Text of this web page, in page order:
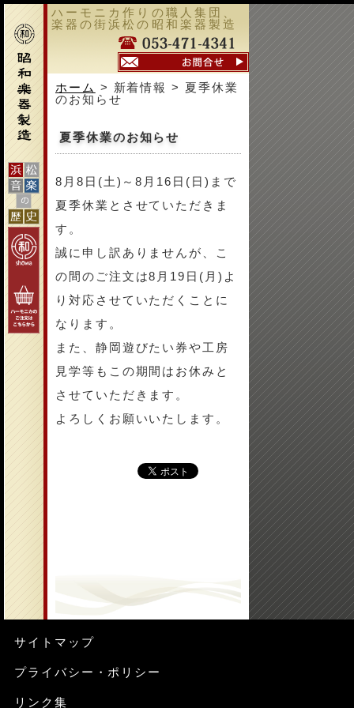
ハーモニカ作りの職人集団、
楽器の街浜松の昭和楽器製造
ホーム > 新着情報 > 夏季休業
のお知らせ
夏季休業のお知らせ
8月8日(土)～8月16日(日)まで
夏季休業とさせていただきま
す。
誠に申し訳ありませんが、こ
の間のご注文は8月19日(月)よ
り対応させていただくことに
なります。
また、静岡遊びたい券や工房
見学等もこの期間はお休みと
させていただきます。
よろしくお願いいたします。
サイトマップ
プライバシー・ポリシー
リンク集